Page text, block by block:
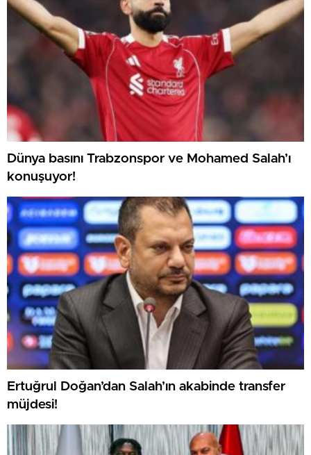
Dünya basını Trabzonspor ve Mohamed Salah’ı
konuşuyor!
Ertuğrul Doğan’dan Salah’ın akabinde transfer
müjdesi!